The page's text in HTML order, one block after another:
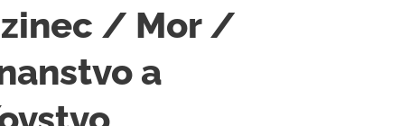
/ Mor /
a